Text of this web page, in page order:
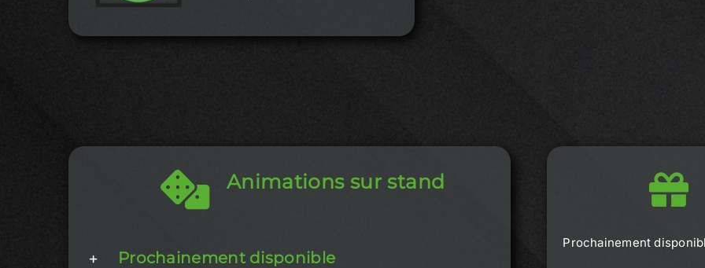
Animations sur stand
Prochainement disponible
Prochainement